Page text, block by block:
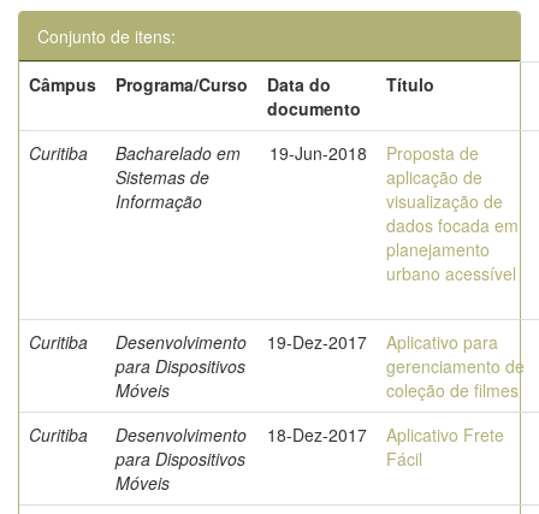
Conjunto de itens:
Câmpus
Programa/Curso
Data do
documento
Título
Curitiba
Bacharelado em
Sistemas de
Informação
19-Jun-2018
Proposta de
aplicação de
visualização de
dados focada em
planejamento
urbano acessível
Curitiba
Desenvolvimento
para Dispositivos
Móveis
19-Dez-2017
Aplicativo para
gerenciamento de
coleção de filmes
Curitiba
Desenvolvimento
para Dispositivos
Móveis
18-Dez-2017
Aplicativo Frete
Fácil